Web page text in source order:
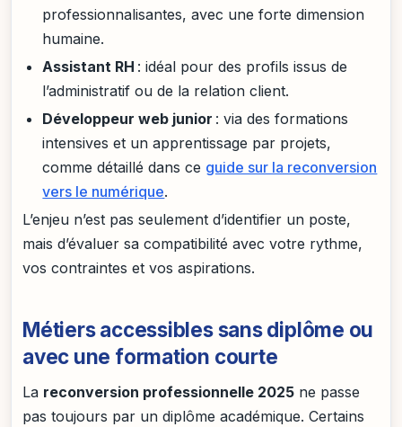
professionnalisantes, avec une forte dimension
humaine.
Assistant RH : idéal pour des profils issus de
l’administratif ou de la relation client.
Développeur web junior : via des formations
intensives et un apprentissage par projets,
comme détaillé dans ce guide sur la reconversion
vers le numérique.
L’enjeu n’est pas seulement d’identifier un poste,
mais d’évaluer sa compatibilité avec votre rythme,
vos contraintes et vos aspirations.
Métiers accessibles sans diplôme ou
avec une formation courte
La reconversion professionnelle 2025 ne passe
pas toujours par un diplôme académique. Certains